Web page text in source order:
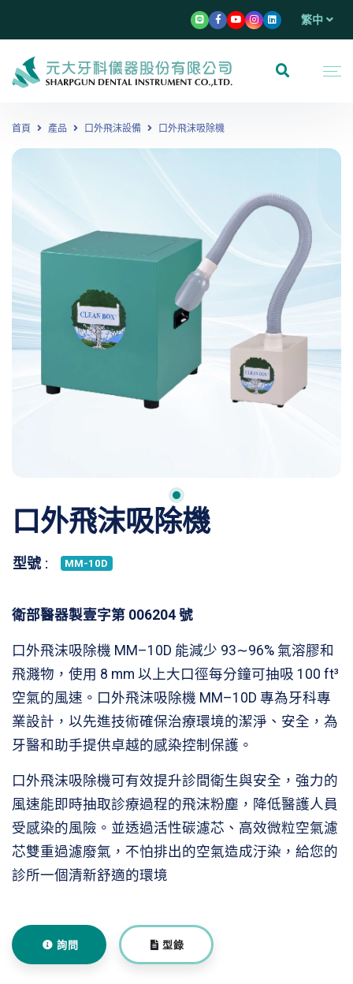
繁中
首頁 產品 口外飛沫設備 口外飛沫吸除機
口外飛沫吸除機
型號 : MM-10D
衛部醫器製壹字第 006204 號
口外飛沫吸除機 MM–10D 能減少 93∼96% 氣溶膠和
飛濺物，使用 8 mm 以上大口徑每分鐘可抽吸 100 ft³
空氣的風速。口外飛沫吸除機 MM–10D 專為牙科專
業設計，以先進技術確保治療環境的潔淨、安全，為
牙醫和助手提供卓越的感染控制保護。
口外飛沫吸除機可有效提升診間衛生與安全，強力的
風速能即時抽取診療過程的飛沫粉塵，降低醫護人員
受感染的風險。並透過活性碳濾芯、高效微粒空氣濾
芯雙重過濾廢氣，不怕排出的空氣造成汙染，給您的
診所一個清新舒適的環境
詢問 型錄